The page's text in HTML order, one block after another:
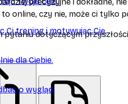
Ci trening i motywując Cię.
dla Ciebie.
o wygląd.
online, czy nie, może ci tylko
dotyczącym